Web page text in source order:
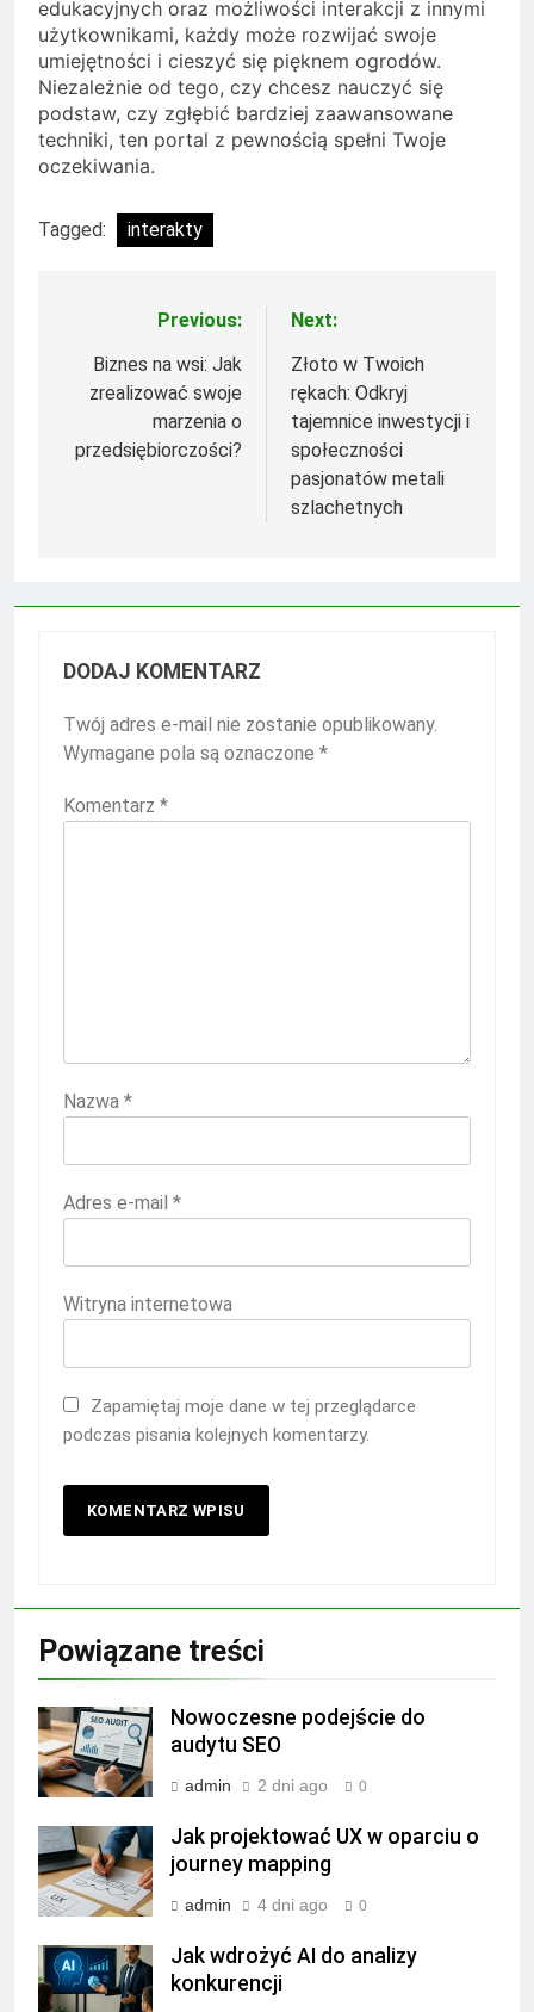
edukacyjnych oraz możliwości interakcji z innymi
użytkownikami, każdy może rozwijać swoje
umiejętności i cieszyć się pięknem ogrodów.
Niezależnie od tego, czy chcesz nauczyć się
podstaw, czy zgłębić bardziej zaawansowane
techniki, ten portal z pewnością spełni Twoje
oczekiwania.
Tagged: interakty
Nawigacja
wpisu
Previous:
Biznes na wsi: Jak
zrealizować swoje
marzenia o
przedsiębiorczości?
Next:
Złoto w Twoich
rękach: Odkryj
tajemnice inwestycji i
społeczności
pasjonatów metali
szlachetnych
DODAJ KOMENTARZ
Twój adres e-mail nie zostanie opublikowany.
Wymagane pola są oznaczone *
Komentarz *
Nazwa *
Adres e-mail *
Witryna internetowa
Zapamiętaj moje dane w tej przeglądarce
podczas pisania kolejnych komentarzy.
Powiązane treści
Nowoczesne podejście do
audytu SEO
admin 2 dni ago 0
Jak projektować UX w oparciu o
journey mapping
admin 4 dni ago 0
Jak wdrożyć AI do analizy
konkurencji